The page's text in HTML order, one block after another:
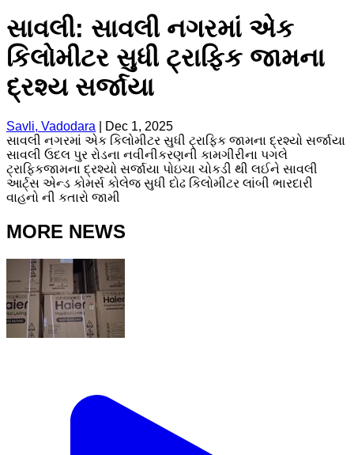
સાવલી: સાવલી નગરમાં એક
કિલોમીટર સુધી ટ્રાફિક જામના
દ્રશ્ય સર્જાયા
Savli, Vadodara
Dec 1, 2025
સાવલી નગરમાં એક કિલોમીટર સુધી ટ્રાફિક જામના દ્રશ્યો સર્જાયા
સાવલી ઉદલ પુર રોડના નવીનીકરણની કામગીરીના પગલે
ટ્રાફિકજામના દ્રશ્યો સર્જાયા પોઇચા ચોકડી થી લઈને સાવલી
આર્ટ્સ એન્ડ કોમર્સ કોલેજ સુધી દોઢ કિલોમીટર લાંબી ભારદારી
વાહનો ની કતારો જામી
MORE NEWS